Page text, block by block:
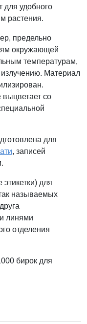
для удобного
растения.
предельно
окружающей
температурам,
Материал
выцветает со
для
, записей
для
называемых
линями
отделения
бирок для